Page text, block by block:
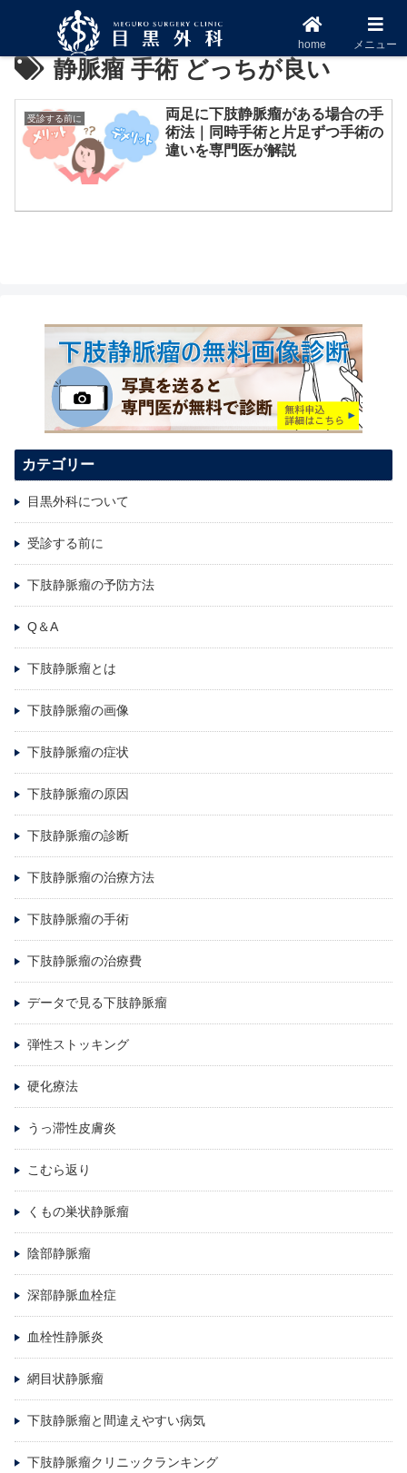
静脈瘤 手術 どっちが良い
受診する前に
両足に下肢静脈瘤がある場合の手
術法｜同時手術と片足ずつ手術の
違いを専門医が解説
カテゴリー
目黒外科について
受診する前に
下肢静脈瘤の予防方法
Q＆A
下肢静脈瘤とは
下肢静脈瘤の画像
下肢静脈瘤の症状
下肢静脈瘤の原因
下肢静脈瘤の診断
下肢静脈瘤の治療方法
下肢静脈瘤の手術
下肢静脈瘤の治療費
データで見る下肢静脈瘤
弾性ストッキング
硬化療法
うっ滞性皮膚炎
こむら返り
くもの巣状静脈瘤
陰部静脈瘤
深部静脈血栓症
血栓性静脈炎
網目状静脈瘤
下肢静脈瘤と間違えやすい病気
下肢静脈瘤クリニックランキング
home メニュー